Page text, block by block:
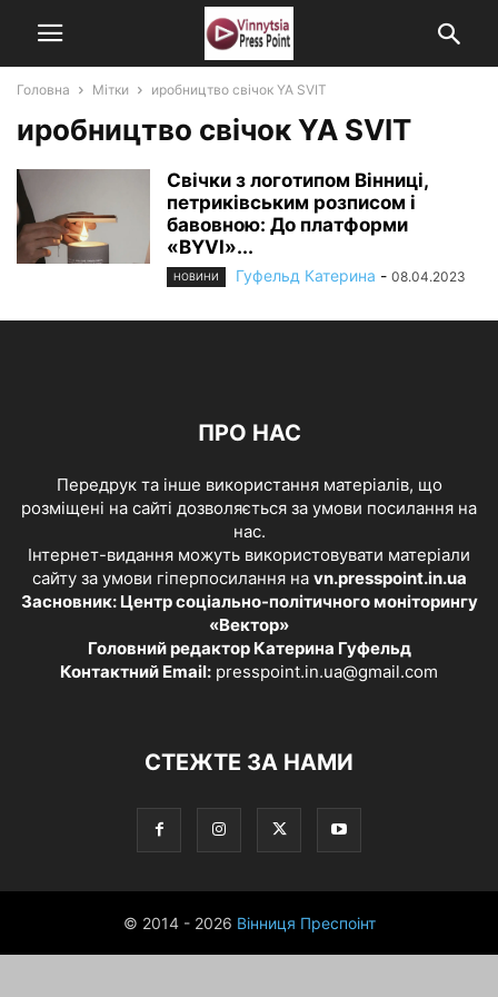
Головна Мітки иробництво свічок YA SVIT
иробництво свічок YA SVIT
Свічки з логотипом Вінниці,
петриківським розписом і
бавовною: До платформи
«BYVI»...
НОВИНИ Гуфельд Катерина - 08.04.2023
ПРО НАС
Передрук та інше використання матеріалів, що
розміщені на сайті дозволяється за умови посилання на
нас.
Інтернет-видання можуть використовувати матеріали
сайту за умови гіперпосилання на vn.presspoint.in.ua
Засновник: Центр соціально-політичного моніторингу
«Вектор»
Головний редактор Катерина Гуфельд
Контактний Email: presspoint.in.ua@gmail.com
СТЕЖТЕ ЗА НАМИ
© 2014 - 2026 Вінниця Преспоінт